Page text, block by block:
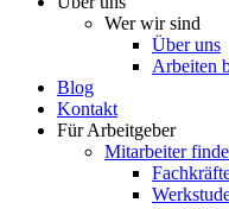
Wer wir sind
Über uns
Arbeiten
Blog
Kontakt
Für Arbeitgeber
Mitarbeiter